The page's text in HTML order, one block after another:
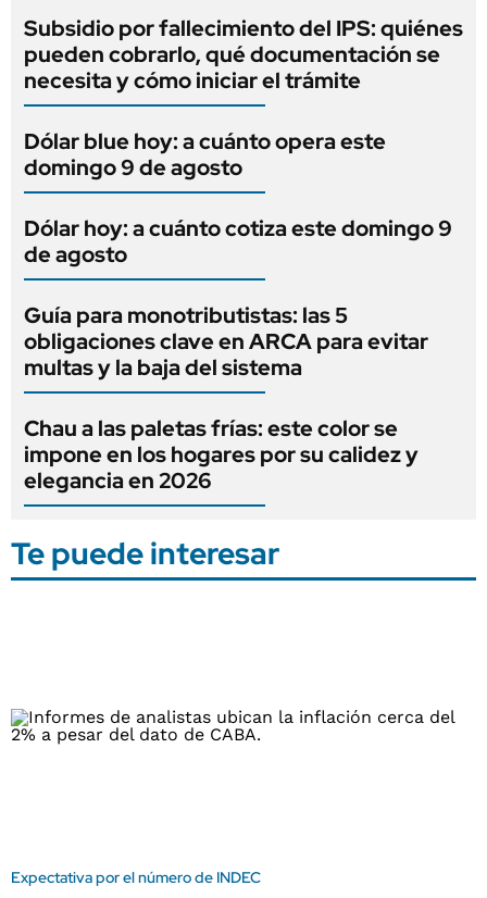
Subsidio por fallecimiento del IPS: quiénes
pueden cobrarlo, qué documentación se
necesita y cómo iniciar el trámite
Dólar blue hoy: a cuánto opera este
domingo 9 de agosto
Dólar hoy: a cuánto cotiza este domingo 9
de agosto
Guía para monotributistas: las 5
obligaciones clave en ARCA para evitar
multas y la baja del sistema
Chau a las paletas frías: este color se
impone en los hogares por su calidez y
elegancia en 2026
Te puede interesar
Expectativa por el número de INDEC